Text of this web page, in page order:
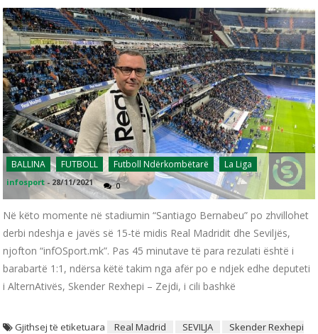
BALLINA FUTBOLL Futboll Ndërkombëtarë La Liga
infosport - 28/11/2021 0
Në këto momente në stadiumin “Santiago Bernabeu” po zhvillohet
derbi ndeshja e javës së 15-të midis Real Madridit dhe Seviljës,
njofton “infOSport.mk”. Pas 45 minutave të para rezulati është i
barabartë 1:1, ndërsa këtë takim nga afër po e ndjek edhe deputeti
i AlternAtivës, Skender Rexhepi – Zejdi, i cili bashkë
Gjithsej të etiketuara Real Madrid SEVILJA
Skender Rexhepi